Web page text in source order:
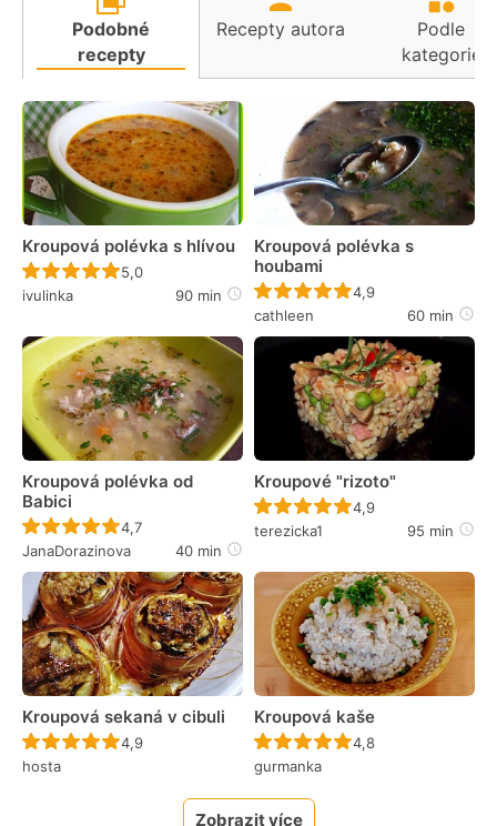
Podobné
recepty
Recepty autora
Podle
kategorie
Kroupová polévka s hlívou
Recept ještě nebyl hodnocen
5,0
ivulinka
90 min
Kroupová polévka s
houbami
Recept ještě nebyl
4,9
cathleen
60 min
Kroupová polévka od
Babici
Recept ještě nebyl hodnocen
4,7
JanaDorazinova
40 min
Kroupové "rizoto"
Recept ještě nebyl
4,9
terezicka1
95 min
Kroupová sekaná v cibuli
Recept ještě nebyl hodnocen
4,9
hosta
Kroupová kaše
Recept ještě nebyl
4,8
gurmanka
Zobrazit více